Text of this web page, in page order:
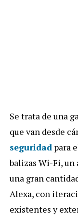
Se trata de una
que van desde
seguridad para
balizas Wi-Fi,
una gran
Alexa, con
existentes y